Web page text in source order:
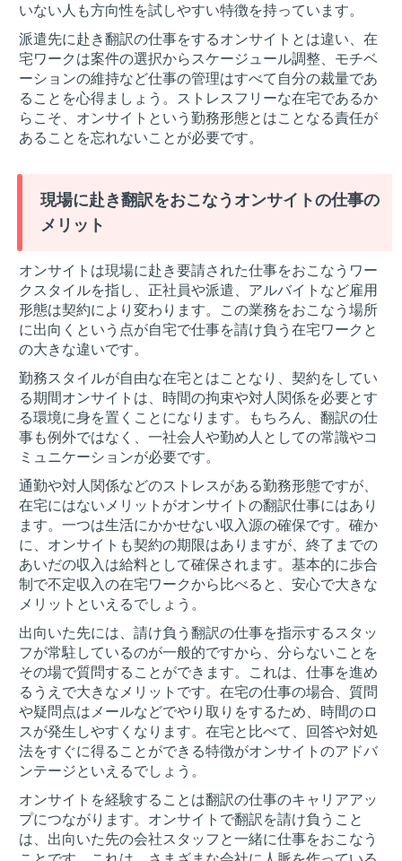
いない人も方向性を試しやすい特徴を持っています。
派遣先に赴き翻訳の仕事をするオンサイトとは違い、在
宅ワークは案件の選択からスケージュール調整、モチベ
ーションの維持など仕事の管理はすべて自分の裁量であ
ることを心得ましょう。ストレスフリーな在宅であるか
らこそ、オンサイトという勤務形態とはことなる責任が
あることを忘れないことが必要です。
現場に赴き翻訳をおこなうオンサイトの仕事の
メリット
オンサイトは現場に赴き要請された仕事をおこなうワー
クスタイルを指し、正社員や派遣、アルバイトなど雇用
形態は契約により変わります。この業務をおこなう場所
に出向くという点が自宅で仕事を請け負う在宅ワークと
の大きな違いです。
勤務スタイルが自由な在宅とはことなり、契約をしてい
る期間オンサイトは、時間の拘束や対人関係を必要とす
る環境に身を置くことになります。もちろん、翻訳の仕
事も例外ではなく、一社会人や勤め人としての常識やコ
ミュニケーションが必要です。
通勤や対人関係などのストレスがある勤務形態ですが、
在宅にはないメリットがオンサイトの翻訳仕事にはあり
ます。一つは生活にかかせない収入源の確保です。確か
に、オンサイトも契約の期限はありますが、終了までの
あいだの収入は給料として確保されます。基本的に歩合
制で不定収入の在宅ワークから比べると、安心で大きな
メリットといえるでしょう。
出向いた先には、請け負う翻訳の仕事を指示するスタッ
フが常駐しているのが一般的ですから、分らないことを
その場で質問することができます。これは、仕事を進め
るうえで大きなメリットです。在宅の仕事の場合、質問
や疑問点はメールなどでやり取りをするため、時間のロ
スが発生しやすくなります。在宅と比べて、回答や対処
法をすぐに得ることができる特徴がオンサイトのアドバ
ンテージといえるでしょう。
オンサイトを経験することは翻訳の仕事のキャリアアッ
プにつながります。オンサイトで翻訳を請け負うこと
は、出向いた先の会社スタッフと一緒に仕事をおこなう